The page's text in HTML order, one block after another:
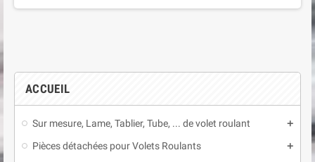
ACCUEIL
Sur mesure, Lame, Tablier, Tube, ... de volet roulant add
Pièces détachées pour Volets Roulants add